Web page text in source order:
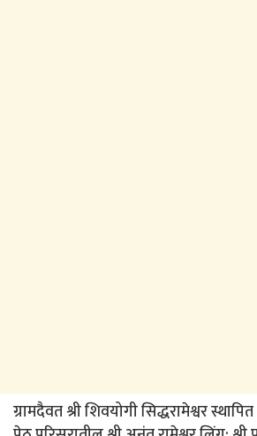
ग्रामदैवत श्री शिवयोगी सिद्धरामेश्वर